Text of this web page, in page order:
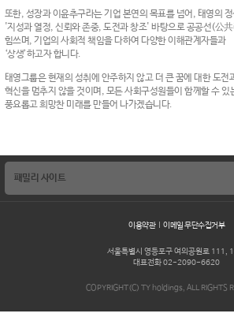
또한, 성장과 이윤추구라는 기업 본연의 목표를 넘어, 태영의
'지성과 열정, 신뢰와 존중, 도전과 창조' 바탕으로 공공선(公
힘쓰며, 기업의 사회적 책임을 다하여 다양한 이해관계자들과
‘상생’하고자 합니다.
태영그룹은 현재의 성취에 안주하지 않고 더 큰 꿈에 대한 도전
혁신을 멈추지 않을 것이며, 모든 사회구성원들이 함께할 수 있
풍요롭고 희망찬 미래를 만들어 나가겠습니다.
패밀리 사이트
태영건설
이용약관 이메일 무단수집거부
서울특별시 영등포구 여의공원로 111,
대표전화02-2090-6620
COPYRIGHT(C) TY holdings, ALL RIGHTS